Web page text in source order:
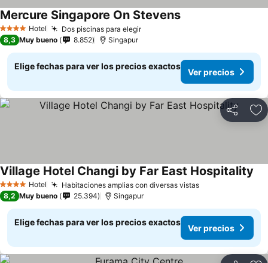
4 EstrellasHotel Dos piscinas para elegir
Mercure Singapore On Stevens
8,3 Muy bueno 8.852 Singapur
Elige fechas para ver los precios exactos
Ver precios
Compartir
4 EstrellasHotel Habitaciones amplias con diversas vistas
Village Hotel Changi by Far East Hospitality
8,2 Muy bueno 25.394 Singapur
Elige fechas para ver los precios exactos
Ver precios